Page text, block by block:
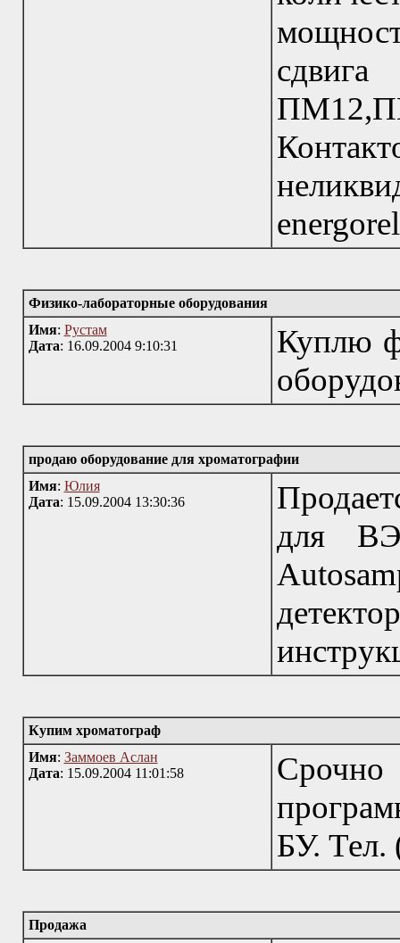
Физико-лабораторные оборудования
Имя: Рустам
Дата: 16.09.2004 9:10:31
Куплю
продаю оборудование для хроматографии
Имя: Юлия
Дата: 15.09.2004 13:30:36
для
Купим хроматограф
Имя: Заммоев Аслан
Дата: 15.09.2004 11:01:58
БУ. Тел.
Продажа